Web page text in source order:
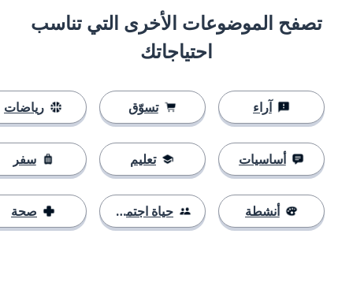
تصفح الموضوعات الأخرى التي تناسب
احتياجاتك
آراء
أساسيات
أنشطة
تسوّق
تعليم
حياة اجتماعية
رياضات
سفر
صحة